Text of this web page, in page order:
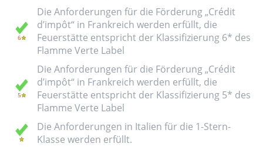
Die Anforderungen für die Förderung „Crédit
d’impôt“ in Frankreich werden erfüllt, die
Feuerstätte entspricht der Klassifizierung 6* des
Flamme Verte Label
Die Anforderungen für die Förderung „Crédit
d’impôt“ in Frankreich werden erfüllt, die
Feuerstätte entspricht der Klassifizierung 5* des
Flamme Verte Label
Die Anforderungen in Italien für die 1-Stern-
Klasse werden erfüllt.